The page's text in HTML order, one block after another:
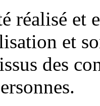
réalisé et
et
des